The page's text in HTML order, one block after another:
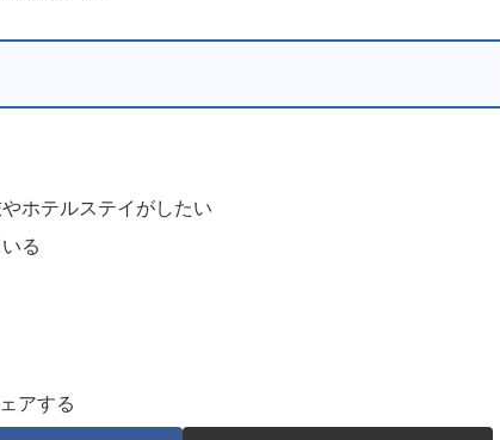
ホテルステイがしたい
る
アする